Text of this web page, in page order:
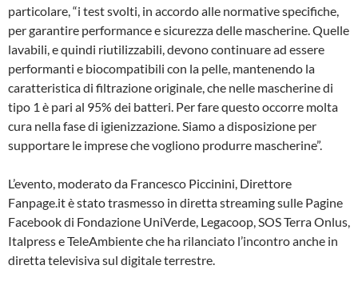
particolare, “i test svolti, in accordo alle normative specifiche,
per garantire performance e sicurezza delle mascherine. Quelle
lavabili, e quindi riutilizzabili, devono continuare ad essere
performanti e biocompatibili con la pelle, mantenendo la
caratteristica di filtrazione originale, che nelle mascherine di
tipo 1 è pari al 95% dei batteri. Per fare questo occorre molta
cura nella fase di igienizzazione. Siamo a disposizione per
supportare le imprese che vogliono produrre mascherine”.
L’evento, moderato da Francesco Piccinini, Direttore
Fanpage.it è stato trasmesso in diretta streaming sulle Pagine
Facebook di Fondazione UniVerde, Legacoop, SOS Terra Onlus,
Italpress e TeleAmbiente che ha rilanciato l’incontro anche in
diretta televisiva sul digitale terrestre.